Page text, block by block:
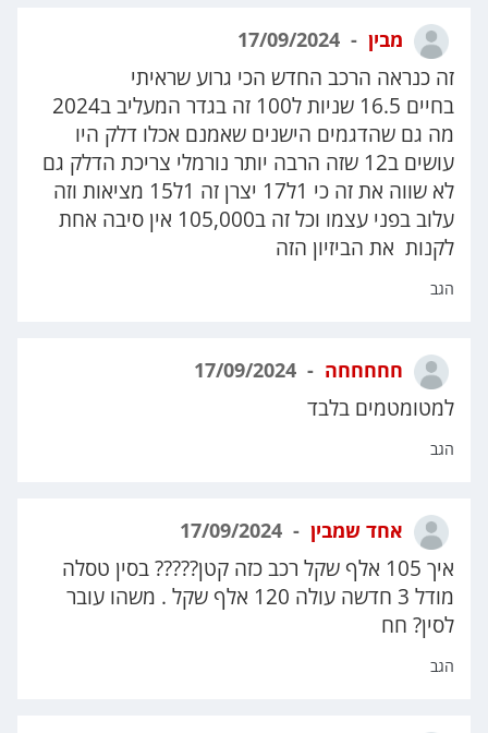
מבין
זה כנראה הרכב החדש הכי גרוע שראיתי
בחיים 16.5 שניות ל100 זה בגדר המעליב ב2024
מה גם שהדגמים הישנים שאמנם אכלו דלק היו
עושים ב12 שזה הרבה יותר נורמלי צריכת הדלק גם
לא שווה את זה כי 1ל17 יצרן זה 1ל15 מציאות וזה
עלוב בפני עצמו וכל זה ב105,000 אין סיבה אחת
לקנות את הביזיון הזה
הגב
חחחחחה
למטומטמים בלבד
הגב
אחד שמבין
איך 105 אלף שקל רכב כזה קטן????? בסין טסלה
מודל 3 חדשה עולה 120 אלף שקל . משהו עובר
לסין? חח
הגב